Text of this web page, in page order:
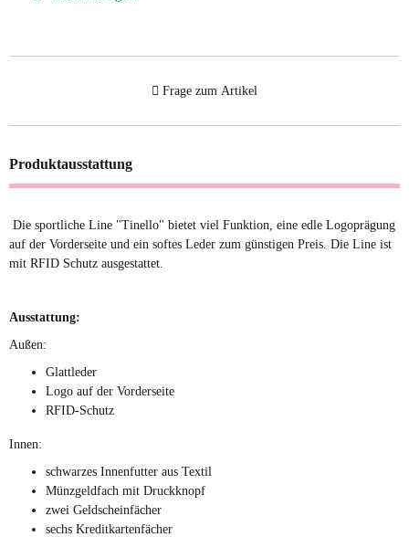
Frage zum Artikel
Produktausstattung
Die sportliche Line "Tinello" bietet viel Funktion, eine edle Logoprägung
auf der Vorderseite und ein softes Leder zum günstigen Preis. Die Line ist
mit RFID Schutz ausgestattet.
Ausstattung:
Außen:
Glattleder
Logo auf der Vorderseite
RFID-Schutz
Innen:
schwarzes Innenfutter aus Textil
Münzgeldfach mit Druckknopf
zwei Geldscheinfächer
sechs Kreditkartenfächer